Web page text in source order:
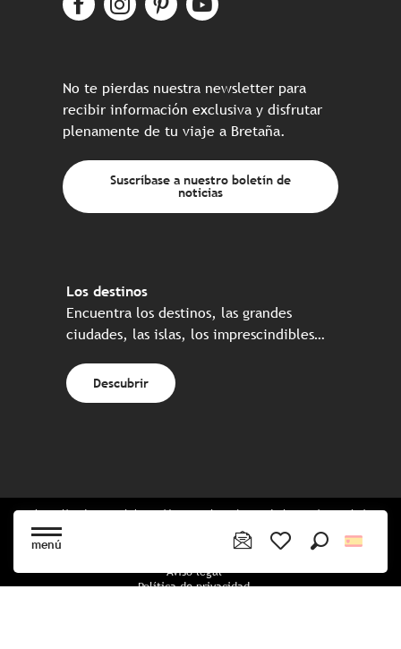
menú
No te pierdas nuestra newsletter para
recibir información exclusiva y disfrutar
plenamente de tu viaje a Bretaña.
Suscríbase a nuestro boletín de
noticias
Los destinos
Encuentra los destinos, las grandes
ciudades, las islas, los imprescindibles…
Descubrir
Web realizada en colaboración con el conjunto de los socios turísticos
Aviso legal
Política de privacidad